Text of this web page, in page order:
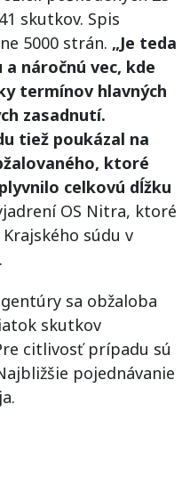
skutkov. Spis
5000 strán. „Je teda
náročnú vec, kde
termínov hlavných
zasadnutí.
tiež poukázal na
ktoré
celkovú dĺžku
OS Nitra, ktoré
súdu v
sa obžaloba
skutkov
citlivosť prípadu sú
pojednávanie